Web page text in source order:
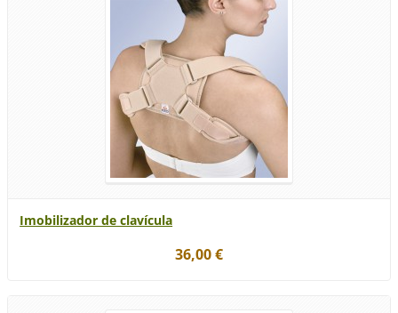
Imobilizador de clavícula
36,00 €